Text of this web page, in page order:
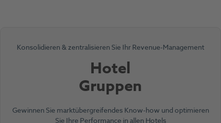
Konsolidieren & zentralisieren Sie Ihr Revenue-Management
Hotel
Gruppen
Gewinnen Sie marktübergreifendes Know-how und optimieren
Sie Ihre Performance in allen Hotels